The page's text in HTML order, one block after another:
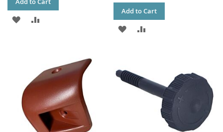
ADD
Add to Cart
ADD
LIST